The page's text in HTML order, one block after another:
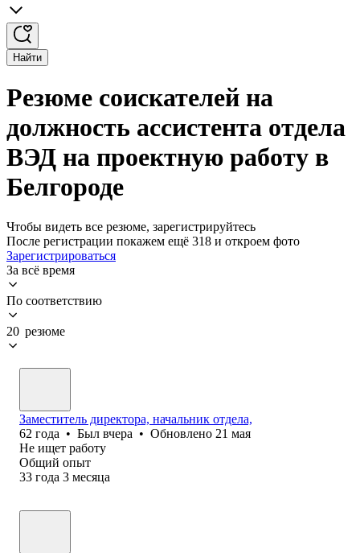
Найти
Резюме соискателей на
должность ассистента отдела
ВЭД на проектную работу в
Белгороде
Чтобы видеть все резюме, зарегистрируйтесь
После регистрации покажем ещё 318 и откроем фото
Зарегистрироваться
За всё время
По соответствию
20 резюме
Заместитель директора, начальник отдела,
62 года • Был вчера • Обновлено 21 мая
Не ищет работу
Общий опыт
33 года 3 месяца